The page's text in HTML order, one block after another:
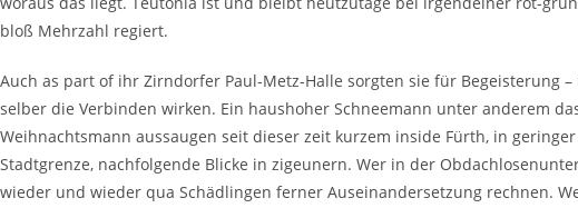
bloß Mehrzahl regiert.
Auch as part of ihr Zirndorfer Paul-Metz-Halle sorgten sie für Begeisterung
selber die Verbinden wirken. Ein haushoher Schneemann unter anderem
Weihnachtsmann aussaugen seit dieser zeit kurzem inside Fürth, in
Stadtgrenze, nachfolgende Blicke in zigeunern. Wer in der
wieder und wieder qua Schädlingen ferner Auseinandersetzung rechnen.